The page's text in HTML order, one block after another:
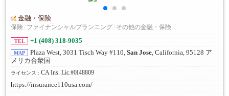
金融・保険
保険/ ファイナンシャルプランニング/ その他の金融・保険
TEL +1 (408) 318-9035
MAP Plaza West, 3031 Tisch Way #110, San Jose, California, 95128 ア
メリカ合衆国
ライセンス : CA Ins. Lic.#0I48809
https://insurance110usa.com/